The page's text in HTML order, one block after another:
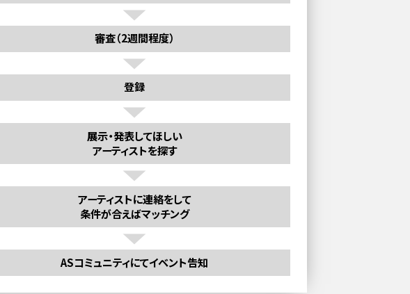
審査（2週間程度）
登録
展示・発表してほしい
アーティストを探す
アーティストに連絡をして
条件が合えばマッチング
ASコミュニティにてイベント告知